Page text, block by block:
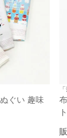
ぐい 趣味